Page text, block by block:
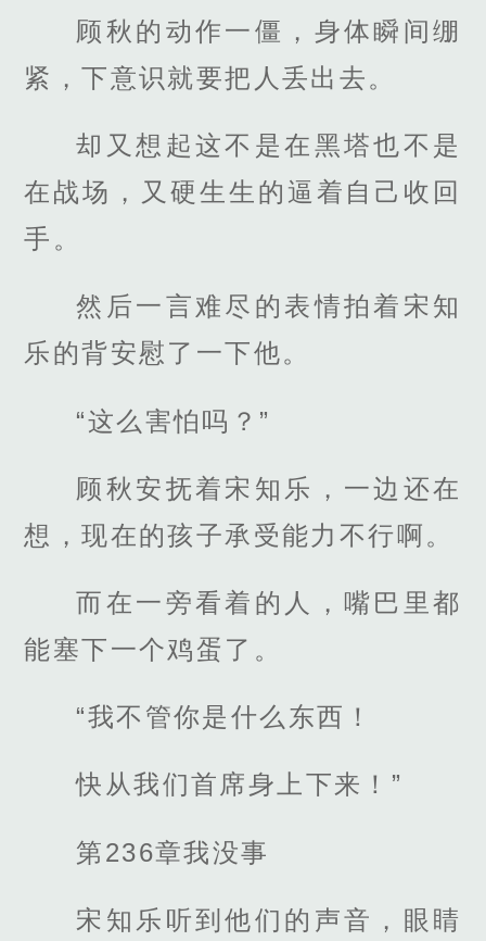
顾秋的动作一僵，身体瞬间绷
紧，下意识就要把人丢出去。
却又想起这不是在黑塔也不是
在战场，又硬生生的逼着自己收回
手。
然后一言难尽的表情拍着宋知
乐的背安慰了一下他。
“这么害怕吗？”
顾秋安抚着宋知乐，一边还在
想，现在的孩子承受能力不行啊。
而在一旁看着的人，嘴巴里都
能塞下一个鸡蛋了。
“我不管你是什么东西！
快从我们首席身上下来！”
第236章我没事
宋知乐听到他们的声音，眼睛